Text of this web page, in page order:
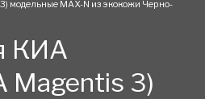
модельные MAX-N из экокожи Черно-
КИА
Magentis 3)